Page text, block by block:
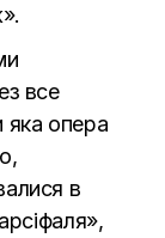
все
опера
в